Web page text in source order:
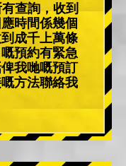
查詢，收到
時間係幾個
成千上萬條
預約有緊急
我哋嘅預訂
方法聯絡我